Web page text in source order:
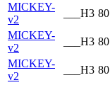
MICKEY-
v2
___H3 80
MICKEY-
v2
___H3 80
MICKEY-
v2
___H3 80